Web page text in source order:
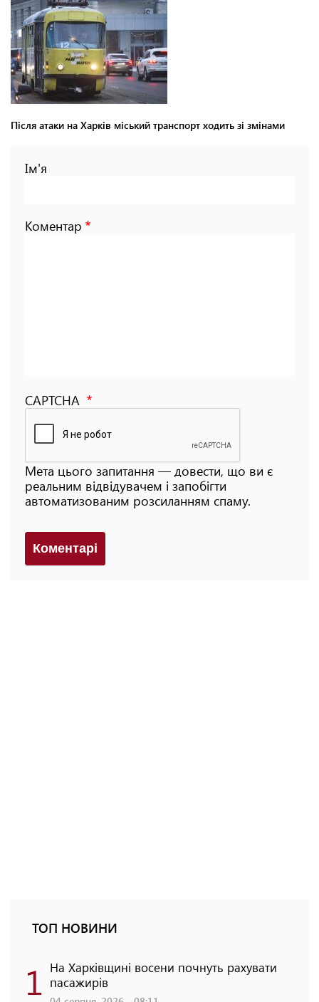
Після атаки на Харків міський транспорт ходить зі змінами
Ім'я
Коментар
CAPTCHA
Мета цього запитання — довести, що ви є
реальним відвідувачем і запобігти
автоматизованим розсиланням спаму.
Коментарi
ТОП НОВИНИ
1 На Харківщині восени почнуть рахувати
пасажирів